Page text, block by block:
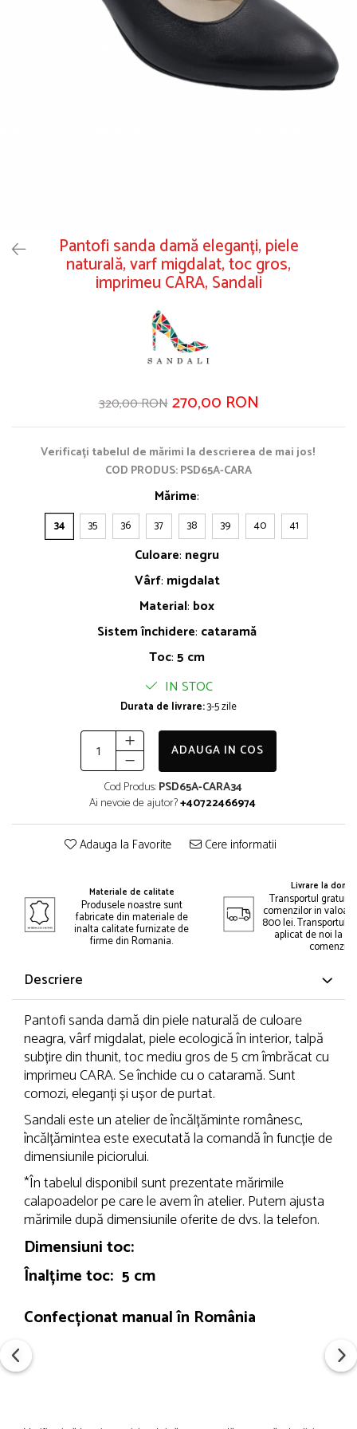
Pantofi sanda damă eleganți, piele
naturală, varf migdalat, toc gros,
imprimeu CARA, Sandali
320,00 RON 270,00 RON
Verificați tabelul de mărimi la descrierea de mai jos!
COD PRODUS: PSD65A-CARA
Mărime:
34 35 36 37 38 39 40 41
Culoare: negru
Vârf: migdalat
Material: box
Sistem închidere: cataramă
Toc:5 cm
IN STOC
Durata de livrare:3-5 zile
ADAUGA IN COS
Cod Produs:PSD65A-CARA34
Ai nevoie de ajutor?+40722466974
Adauga la Favorite Cere informatii
Materiale de calitate
Produsele noastre sunt
fabricate din materiale de
inalta calitate furnizate de
firme din Romania.
Livrare la
Transportul gratuit
comenzilor in
800 lei. Transportul
aplicat de noi la
comenzii.
Descriere
Pantofi sanda damă din piele naturală de culoare
neagra, vârf migdalat, piele ecologică în interior, talpă
subțire din thunit, toc mediu gros de 5 cm îmbrăcat cu
imprimeu CARA. Se închide cu o cataramă. Sunt
comozi, eleganți și ușor de purtat.
Sandali este un atelier de încălțăminte românesc,
încălțămintea este executată la comandă în funcție de
dimensiunile piciorului.
*În tabelul disponibil sunt prezentate mărimile
calapoadelor pe care le avem în atelier. Putem ajusta
mărimile după dimensiunile oferite de dvs. la telefon.
Dimensiuni toc:
Înalțime toc: 5 cm
Confecționat manual în România